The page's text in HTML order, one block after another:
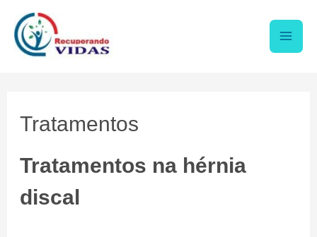
Tratamentos
Tratamentos na hérnia
discal